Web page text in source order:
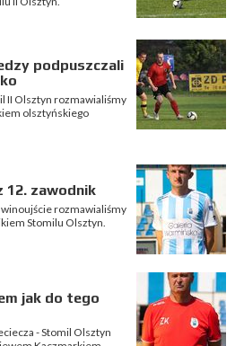
podpuszczali
II Olsztyn rozmawialiśmy
olsztyńskiego
12. zawodnik
rozmawialiśmy
Stomilu Olsztyn.
jak do tego
- Stomil Olsztyn